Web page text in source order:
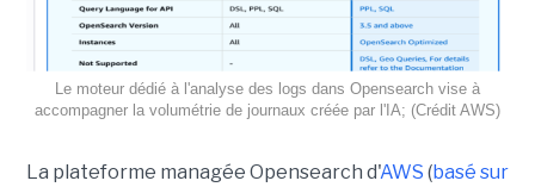
Le moteur dédié à l'analyse des logs dans Opensearch vise à
accompagner la volumétrie de journaux créée par l'IA; (Crédit AWS)
La plateforme managée Opensearch d'AWS (basé sur